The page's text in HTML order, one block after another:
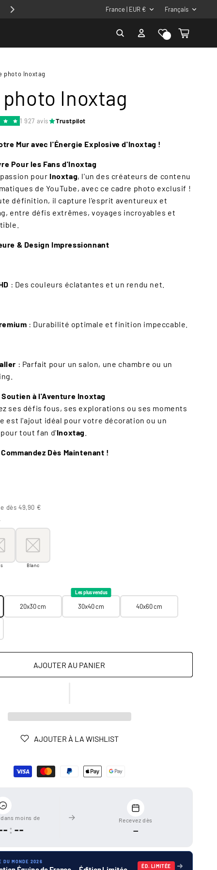
Profite de - 10% avec le code 10CADRE
P
s
é
o
France | EUR €
L
n
g
Français
Connexion
Liste de
souhaits
Panier
photo Inoxtag
Inoxtag
1 927 avis Trustpilot
Mur avec l'Énergie Explosive d'Inoxtag !
Pour les Fans d'Inoxtag
pour Inoxtag, l'un des créateurs de contenu
de YouTube, avec ce cadre photo exclusif !
définition, il capture l'esprit aventureux et
entre défis extrêmes, voyages incroyables et
& Design Impressionnant
: Des couleurs éclatantes et un rendu net.
: Durabilité optimale et finition impeccable.
: Parfait pour un salon, une chambre ou un
à l'Aventure Inoxtag
ses défis fous, ses explorations ou ses moments
est l'ajout idéal pour votre décoration ou un
tout fan d'Inoxtag
Dès Maintenant !
dès 49,90 €
Blanc
30x40 cm 40x60 cm
Blanc
20x30 cm
Les plus vendus
30x40 cm 40x60 cm
AJOUTER AU PANIER
AJOUTER À LA WISHLIST
moins de
: --
Recevez dès
—
DU MONDE 2026
ÉD. LIMITÉE